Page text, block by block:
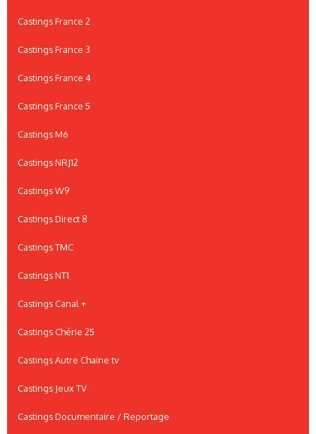
Castings France 2
Castings France 3
Castings France 4
Castings France 5
Castings M6
Castings NRJ12
Castings W9
Castings Direct 8
Castings TMC
Castings NT1
Castings Canal +
Castings Chérie 25
Castings Autre Chaine tv
Castings Jeux TV
Castings Documentaire / Reportage